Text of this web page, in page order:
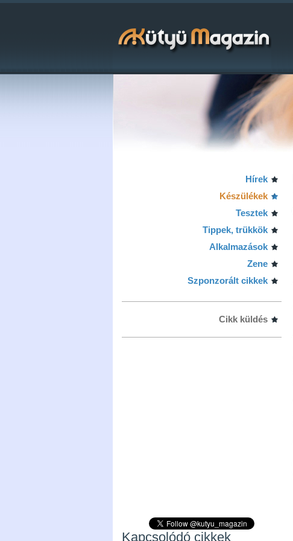
Hírek
Készülékek
Tesztek
Tippek, trükkök
Alkalmazások
Zene
Szponzorált cikkek
Cikk küldés
Kapcsolódó cikkek